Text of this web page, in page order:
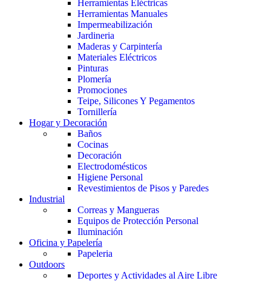
Herramientas Eléctricas
Herramientas Manuales
Impermeabilización
Jardineria
Maderas y Carpintería
Materiales Eléctricos
Pinturas
Plomería
Promociones
Teipe, Silicones Y Pegamentos
Tornillería
Hogar y Decoración
Baños
Cocinas
Decoración
Electrodomésticos
Higiene Personal
Revestimientos de Pisos y Paredes
Industrial
Correas y Mangueras
Equipos de Protección Personal
Iluminación
Oficina y Papelería
Papeleria
Outdoors
Deportes y Actividades al Aire Libre